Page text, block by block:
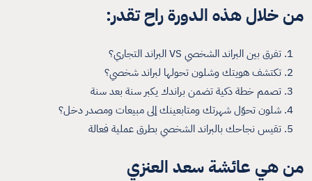
من خلال هذه الدورة راح تقدر:
تفرق بين البراند الشخصي VS البراند التجاري؟
تكتشف هويتك وشلون تحولها لبراند شخصي؟
تصمم خطة ذكية تضمن براندك يكبر سنة بعد سنة
شلون تحوّل شهرتك ومتابعينك إلى مبيعات ومصدر دخل؟
تقيس نجاحك بالبراند الشخصي بطرق عملية فعالة
من هي عائشة سعد العنزي